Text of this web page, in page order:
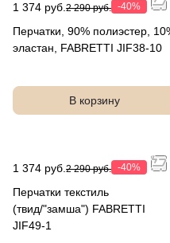
1 374 руб. 2 290 руб. -40%
Перчатки, 90% полиэстер,
эластан, FABRETTI JIF38-10
В корзину
1 374 руб. 2 290 руб. -40%
Перчатки текстиль
(твид/"замша") FABRETTI
JIF49-1